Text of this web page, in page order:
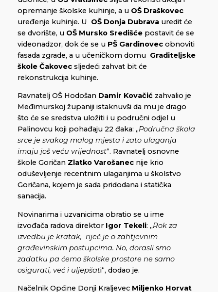
opremanje školske kuhinje, a u OŠ Draškovec
uređenje kuhinje. U OŠ Donja Dubrava uredit će
se dvorište, u OŠ Mursko Središće postavit će se
videonadzor, dok će se u PŠ Gardinovec obnoviti
fasada zgrade, a u učeničkom domu Graditeljske
škole Čakovec sljedeći zahvat bit će
rekonstrukcija kuhinje.
Ravnatelj OŠ Hodošan Damir Kovačić zahvalio je
Međimurskoj županiji istaknuvši da mu je drago
što će se sredstva uložiti i u područni odjel u
Palinovcu koji pohađaju 22 đaka: „Područna škola
srce je svakog malog mjesta i zato ulaganja
imaju još veću vrijednost“. Ravnatelj osnovne
škole Goričan Zlatko Varošanec nije krio
oduševljenje recentnim ulaganjima u školstvo
Goričana, kojem je sada pridodana i statička
sanacija.
Novinarima i uzvanicima obratio se u ime
izvođača radova direktor Igor Tekeli: „Rok za
izvedbu je kratak, riječ je o zahtjevnim
građevinskim postupcima. No, dorasli smo
zadatku pa ćemo školske prostore ne samo
osigurati, već i uljepšati“, dodao je.
Načelnik Općine Donji Kraljevec Miljenko Horvat